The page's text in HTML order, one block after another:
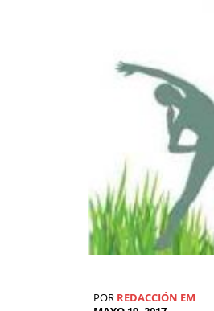
POR REDACCIÓN EM